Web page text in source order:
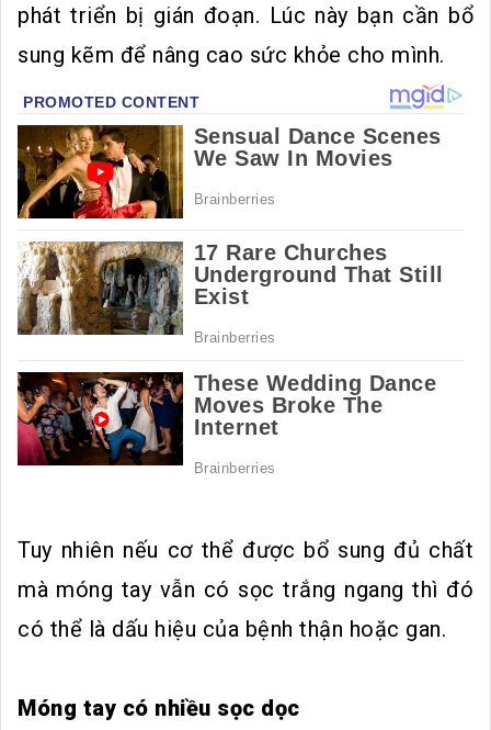
phát triển bị gián đoạn. Lúc này bạn cần bổ
sung kẽm để nâng cao sức khỏe cho mình.
Tuy nhiên nếu cơ thể được bổ sung đủ chất
mà móng tay vẫn có sọc trắng ngang thì đó
có thể là dấu hiệu của bệnh thận hoặc gan.
Móng tay có nhiều sọc dọc